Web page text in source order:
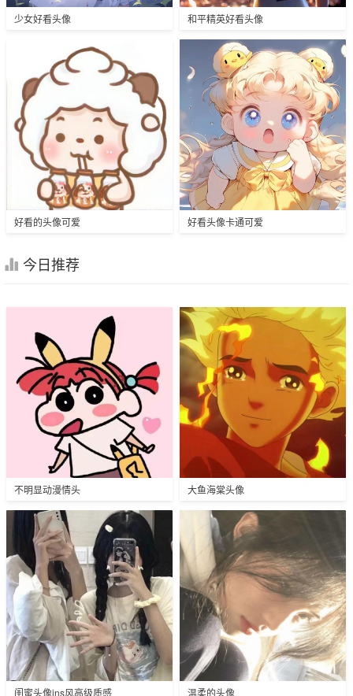
少女好看头像 和平精英好看头像
好看的头像可爱 好看头像卡通可爱
今日推荐
不明显动漫情头 大鱼海棠头像
闺蜜头像ins风高级质感 温柔的头像